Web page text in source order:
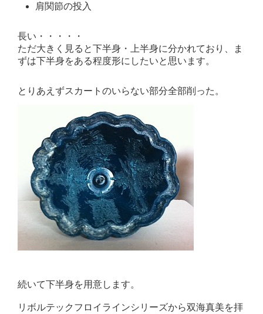
肩関節の投入
長い・・・・・
ただ大きく見ると下半身・上半身に分かれており、ま
ずは下半身をある程度形にしたいと思います。
とりあえずスカートのいらない部分全部削った。
続いて下半身を用意します。
リボルテックフロイラインシリーズから双海真美を拝